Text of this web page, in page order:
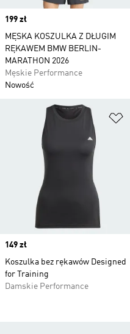
Price
199 zł
MĘSKA KOSZULKA Z DŁUGIM
RĘKAWEM BMW BERLIN-
MARATHON 2026
Męskie Performance
Nowość
Price
149 zł
Koszulka bez rękawów Designed
for Training
Damskie Performance